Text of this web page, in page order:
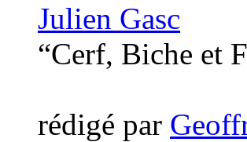
Julien Gasc
“Cerf, Biche et
rédigé par